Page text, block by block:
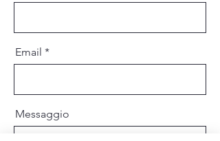
Email
Messaggio